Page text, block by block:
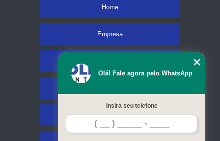
Home
Empresa
Contato
Olá! Fale agora pelo WhatsApp
Insira seu telefone